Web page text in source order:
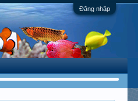
Đăng nhập